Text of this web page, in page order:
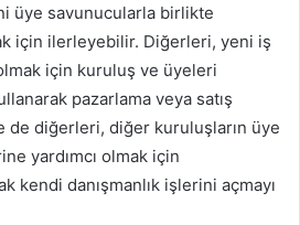
üye savunucularla birlikte
için ilerleyebilir. Diğerleri, yeni iş
için kuruluş ve üyeleri
pazarlama veya satış
de diğerleri, diğer kuruluşların üye
yardımcı olmak için
kendi danışmanlık işlerini açmayı